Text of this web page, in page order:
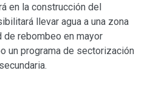
en la construcción del
llevar agua a una zona
de rebombeo en mayor
un programa de sectorización